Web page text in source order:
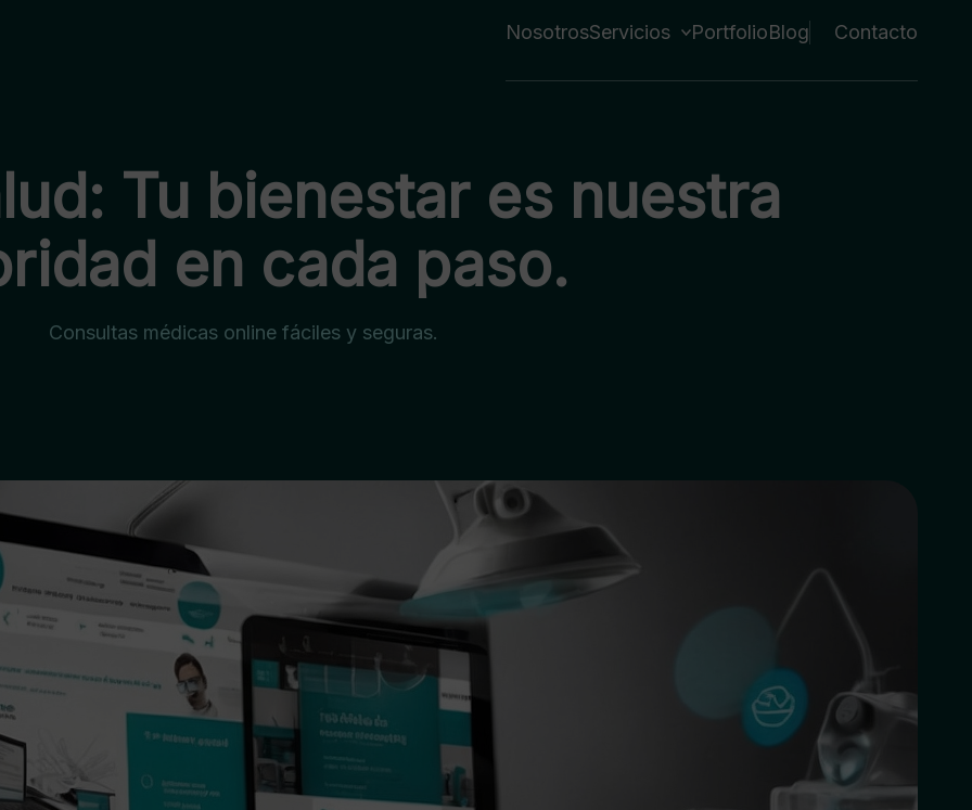
NosotrosServicios PortfolioBlog Contacto
Tu bienestar es nuestra
en cada paso.
Consultas médicas online fáciles y seguras.